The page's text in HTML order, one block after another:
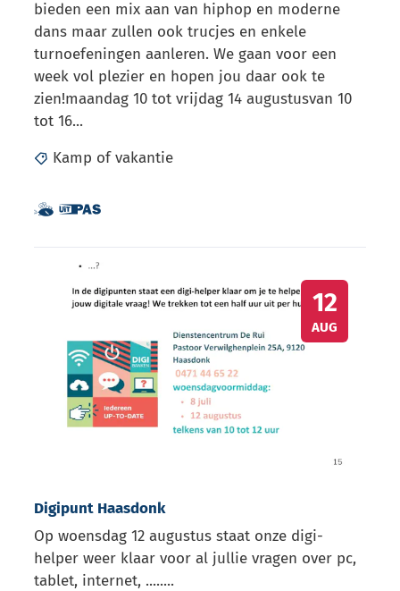
bieden een mix aan van hiphop en moderne
dans maar zullen ook trucjes en enkele
turnoefeningen aanleren. We gaan voor een
week vol plezier en hopen jou daar ook te
zien!maandag 10 tot vrijdag 14 augustusvan 10
tot 16...
Kamp of vakantie
Samen met kinderen eropuit!
WO
12
AUG
Digipunt Haasdonk
Digipunt Haasdonk
Op woensdag 12 augustus staat onze digi-
helper weer klaar voor al jullie vragen over pc,
tablet, internet, ........